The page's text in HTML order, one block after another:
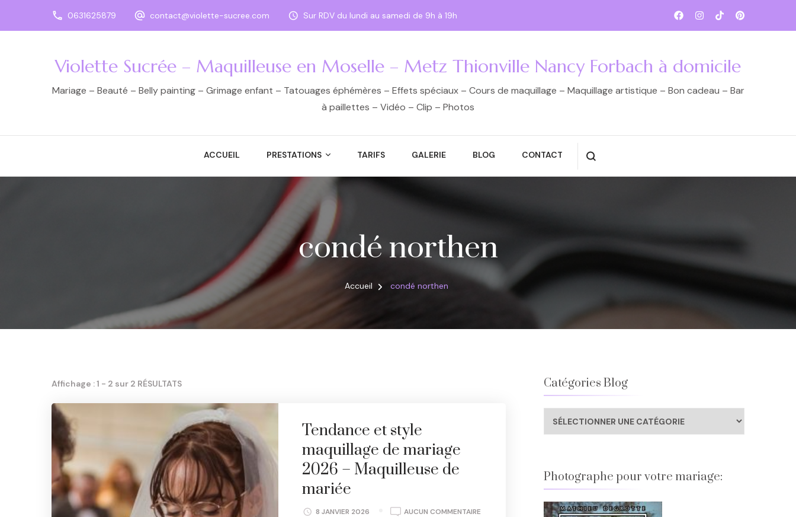
0631625879 contact@violette-sucree.com Sur RDV du lundi au samedi de 9h à 19h
Violette Sucrée – Maquilleuse en Moselle – Metz Thionville Nancy Forbach à domicile
Mariage – Beauté – Belly painting – Grimage enfant – Tatouages éphémères – Effets spéciaux – Cours de maquillage – Maquillage artistique – Bon cadeau – Bar
à paillettes – Vidéo – Clip – Photos
ACCUEIL PRESTATIONS TARIFS GALERIE BLOG CONTACT
condé northen
Accueil condé northen
Affichage : 1 - 2 sur 2 RÉSULTATS
Tendance et style
maquillage de mariage
2026 – Maquilleuse de
mariée
8 JANVIER 2026 AUCUN COMMENTAIRE
Catégories Blog
Catégories
Blog
Photographe pour votre mariage: